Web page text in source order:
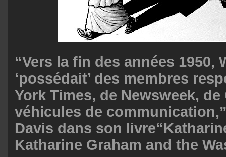
“Vers la fin des années 1950,
‘possédait’ des membres
York Times, de Newsweek,
véhicules de
Davis dans son
Katharine Graham and the